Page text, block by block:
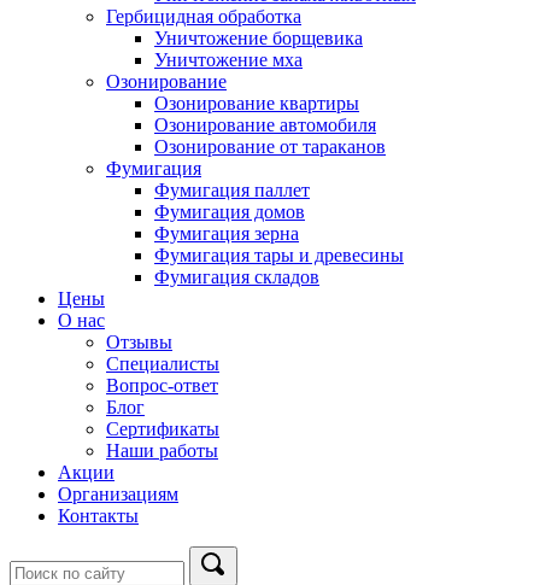
Гербицидная обработка
Уничтожение борщевика
Уничтожение мха
Озонирование
Озонирование квартиры
Озонирование автомобиля
Озонирование от тараканов
Фумигация
Фумигация паллет
Фумигация домов
Фумигация зерна
Фумигация тары и древесины
Фумигация складов
Цены
О нас
Отзывы
Специалисты
Вопрос-ответ
Блог
Сертификаты
Наши работы
Акции
Организациям
Контакты